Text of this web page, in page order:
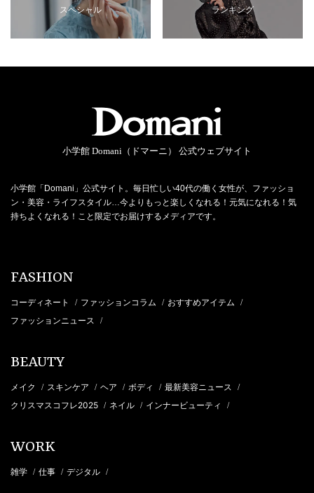
スペシャル ランキング
小学館 Domani（ドマーニ） 公式ウェブサイト
小学館「Domani」公式サイト。毎日忙しい40代の働く女性が、ファッショ
ン・美容・ライフスタイル…今よりもっと楽しくなれる！元気になれる！気
持ちよくなれる！こと限定でお届けするメディアです。
FASHION
コーディネート / ファッションコラム / おすすめアイテム /
ファッションニュース /
BEAUTY
メイク / スキンケア / ヘア / ボディ / 最新美容ニュース /
クリスマスコフレ2025 / ネイル / インナービューティ /
WORK
雑学 / 仕事 / デジタル /